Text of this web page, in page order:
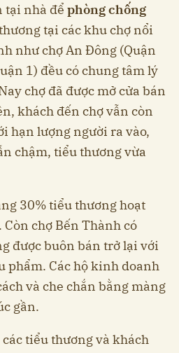
tại nhà để phòng chống
tại các khu chợ nổi
như chợ An Đông (Quận
1) đều có chung tâm lý
chợ đã được mở cửa bán
khách đến chợ vẫn còn
hạn lượng người ra vào,
chậm, tiểu thương vừa
30% tiểu thương hoạt
chợ Bến Thành có
được buôn bán trở lại với
phẩm. Các hộ kinh doanh
và che chắn bằng màng
gần.
tiểu thương và khách